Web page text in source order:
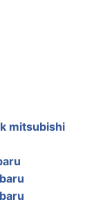
mitsubishi